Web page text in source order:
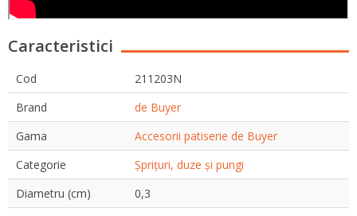
Caracteristici
Cod
211203N
Brand
de Buyer
Gama
Accesorii patiserie de Buyer
Categorie
Șprițuri, duze și pungi
Diametru (cm)
0,3